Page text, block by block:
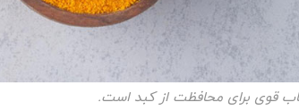
قوی برای محافظت از کبد است.